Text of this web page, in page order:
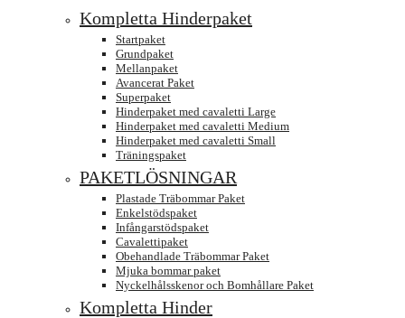
Kompletta Hinderpaket
Startpaket
Grundpaket
Mellanpaket
Avancerat Paket
Superpaket
Hinderpaket med cavaletti Large
Hinderpaket med cavaletti Medium
Hinderpaket med cavaletti Small
Träningspaket
PAKETLÖSNINGAR
Plastade Träbommar Paket
Enkelstödspaket
Infångarstödspaket
Cavalettipaket
Obehandlade Träbommar Paket
Mjuka bommar paket
Nyckelhålsskenor och Bomhållare Paket
Kompletta Hinder